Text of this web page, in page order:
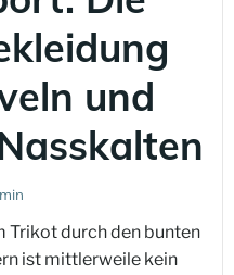
und
Trikot durch den bunten
ist mittlerweile kein